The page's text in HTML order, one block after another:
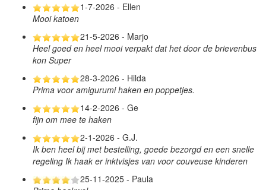
1-7-2026 - Ellen
Mooi katoen
21-5-2026 - Marjo
Heel goed en heel mooi verpakt dat het door de brievenbus
kon Super
28-3-2026 - Hilda
Prima voor amigurumi haken en poppetjes.
14-2-2026 - Ge
fijn om mee te haken
2-1-2026 - G.J.
Ik ben heel bij met bestelling, goede bezorgd en een snelle
regeling Ik haak er inktvisjes van voor couveuse kinderen
25-11-2025 - Paula